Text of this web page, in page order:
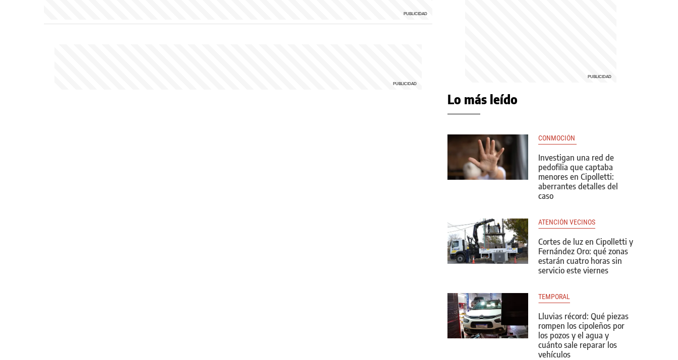
Lo más leído
CONMOCIÓN
Investigan una red de
pedofilia que captaba
menores en Cipolletti:
aberrantes detalles del
caso
ATENCIÓN VECINOS
Cortes de luz en Cipolletti y
Fernández Oro: qué zonas
estarán cuatro horas sin
servicio este viernes
TEMPORAL
Lluvias récord: Qué piezas
rompen los cipoleños por
los pozos y el agua y
cuánto sale reparar los
vehículos